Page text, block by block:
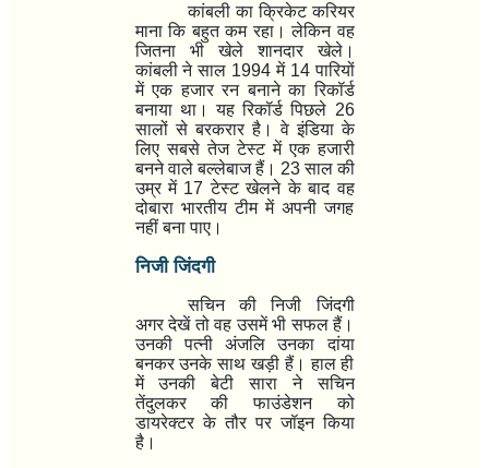
कांबली का क्रिकेट करियर
माना कि बहुत कम रहा। लेकिन वह
जितना भी खेले शानदार खेले।
कांबली ने साल 1994में 14पारियों
में एक हजार रन बनाने का रिकॉर्ड
बनाया था। यह रिकॉर्ड पिछले 26
सालों से बरकरार है। वे इंडिया के
लिए सबसे तेज टेस्ट में एक हजारी
बनने वाले बल्लेबाज हैं। 23साल की
उम्र में 17टेस्ट खेलने के बाद वह
दोबारा भारतीय टीम में अपनी जगह
नहीं बना पाए।
निजी जिंदगी
सचिन की निजी जिंदगी
अगर देखें तो वह उसमें भी सफल हैं।
उनकी पत्नी अंजलि उनका दांया
बनकर उनके साथ खड़ी हैं। हाल ही
में उनकी बेटी सारा ने सचिन
तेंदुलकर की फाउंडेशन को
डायरेक्टर के तौर पर जॉइन किया
है।